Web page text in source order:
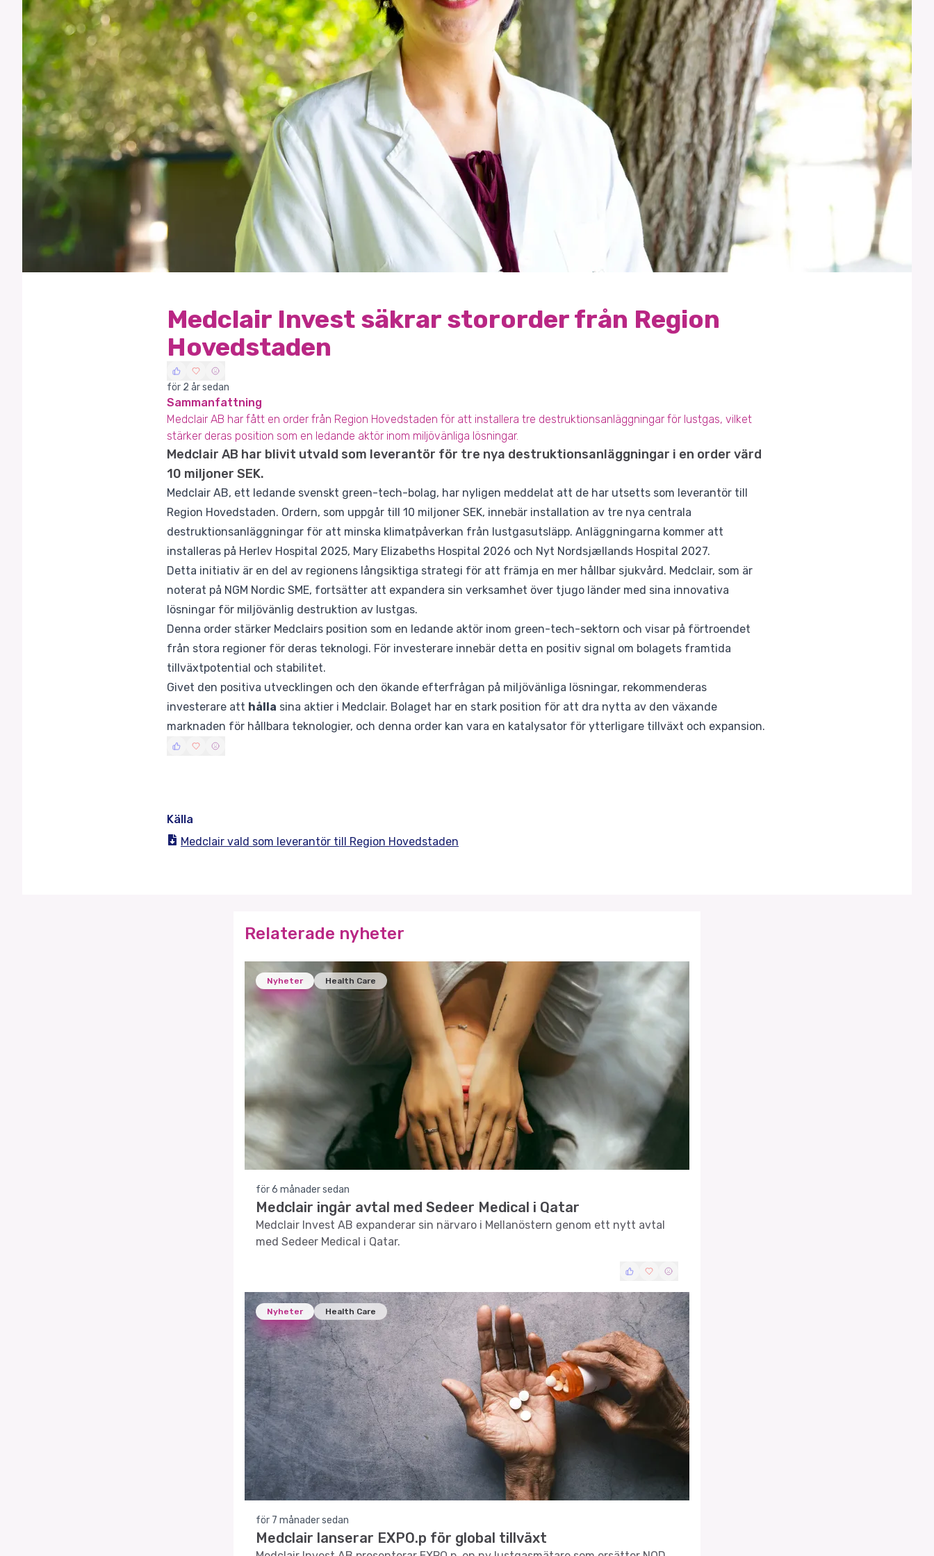
Medclair Invest säkrar stororder från Region
Hovedstaden
för 2 år sedan
Sammanfattning
Medclair AB har fått en order från Region Hovedstaden för att installera tre destruktionsanläggningar för lustgas, vilket
stärker deras position som en ledande aktör inom miljövänliga lösningar.
Medclair AB har blivit utvald som leverantör för tre nya destruktionsanläggningar i en order värd
10 miljoner SEK.
Medclair AB, ett ledande svenskt green-tech-bolag, har nyligen meddelat att de har utsetts som leverantör till
Region Hovedstaden. Ordern, som uppgår till 10 miljoner SEK, innebär installation av tre nya centrala
destruktionsanläggningar för att minska klimatpåverkan från lustgasutsläpp. Anläggningarna kommer att
installeras på Herlev Hospital 2025, Mary Elizabeths Hospital 2026 och Nyt Nordsjællands Hospital 2027.
Detta initiativ är en del av regionens långsiktiga strategi för att främja en mer hållbar sjukvård. Medclair, som är
noterat på NGM Nordic SME, fortsätter att expandera sin verksamhet över tjugo länder med sina innovativa
lösningar för miljövänlig destruktion av lustgas.
Denna order stärker Medclairs position som en ledande aktör inom green-tech-sektorn och visar på förtroendet
från stora regioner för deras teknologi. För investerare innebär detta en positiv signal om bolagets framtida
tillväxtpotential och stabilitet.
Givet den positiva utvecklingen och den ökande efterfrågan på miljövänliga lösningar, rekommenderas
investerare att hålla sina aktier i Medclair. Bolaget har en stark position för att dra nytta av den växande
marknaden för hållbara teknologier, och denna order kan vara en katalysator för ytterligare tillväxt och expansion.
Källa
Medclair vald som leverantör till Region Hovedstaden
Relaterade nyheter
Nyheter Health Care
för 6 månader sedan
Medclair ingår avtal med Sedeer Medical i Qatar
Medclair Invest AB expanderar sin närvaro i Mellanöstern genom ett nytt avtal
med Sedeer Medical i Qatar.
Nyheter Health Care
för 7 månader sedan
Medclair lanserar EXPO.p för global tillväxt